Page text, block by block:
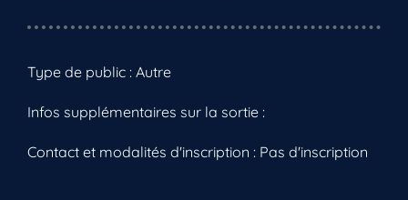
Type de public : Autre
Infos supplémentaires sur la sortie :
Contact et modalités d'inscription : Pas d'inscription